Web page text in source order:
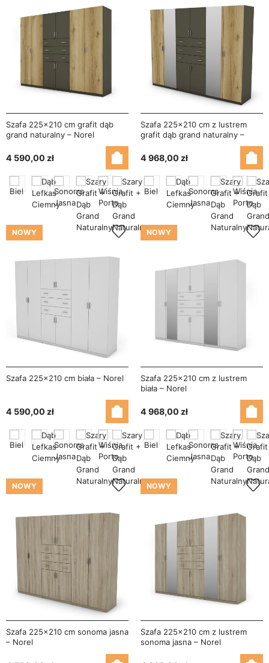
Szafa 225x210 cm grafit dąb
grand naturalny – Norel
4 590,00 zł
Szafa 225x210 cm z lustrem
grafit dąb grand naturalny –
4 968,00 zł
NOWY
Szafa 225x210 cm biała – Norel
4 590,00 zł
NOWY
Szafa 225x210 cm z lustrem
biała – Norel
4 968,00 zł
NOWY
Szafa 225x210 cm sonoma jasna
– Norel
NOWY
Szafa 225x210 cm z lustrem
sonoma jasna – Norel